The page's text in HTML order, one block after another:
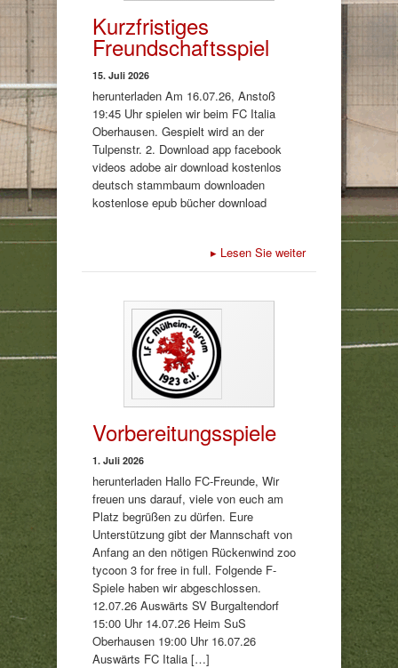
Kurzfristiges
Freundschaftsspiel
15. Juli 2026
herunterladen Am 16.07.26, Anstoß
19:45 Uhr spielen wir beim FC Italia
Oberhausen. Gespielt wird an der
Tulpenstr. 2. Download app facebook
videos adobe air download kostenlos
deutsch stammbaum downloaden
kostenlose epub bücher download
▸ Lesen Sie weiter
Vorbereitungsspiele
1. Juli 2026
herunterladen Hallo FC-Freunde, Wir
freuen uns darauf, viele von euch am
Platz begrüßen zu dürfen. Eure
Unterstützung gibt der Mannschaft von
Anfang an den nötigen Rückenwind zoo
tycoon 3 for free in full. Folgende F-
Spiele haben wir abgeschlossen.
12.07.26 Auswärts SV Burgaltendorf
15:00 Uhr 14.07.26 Heim SuS
Oberhausen 19:00 Uhr 16.07.26
Auswärts FC Italia […]